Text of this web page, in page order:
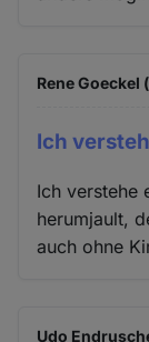
Rene
Ich
Ich verstehe
herumjault,
auch ohne
Udo